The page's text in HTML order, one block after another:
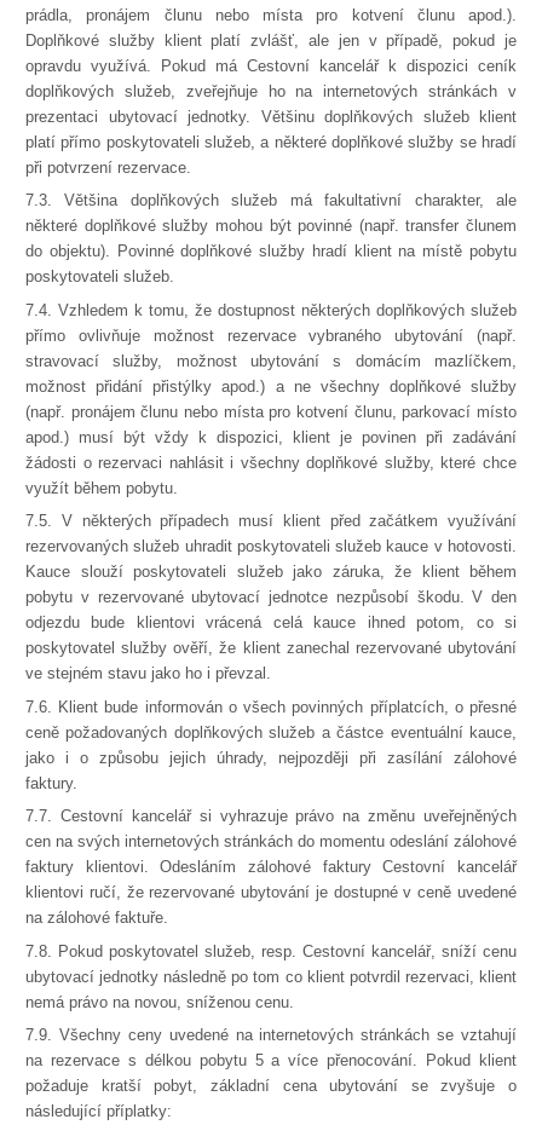
prádla, pronájem člunu nebo místa pro kotvení člunu apod.).
Doplňkové služby klient platí zvlášť, ale jen v případě, pokud je
opravdu využívá. Pokud má Cestovní kancelář k dispozici ceník
doplňkových služeb, zveřejňuje ho na internetových stránkách v
prezentaci ubytovací jednotky. Většinu doplňkových služeb klient
platí přímo poskytovateli služeb, a některé doplňkové služby se hradí
při potvrzení rezervace.
7.3. Většina doplňkových služeb má fakultativní charakter, ale
některé doplňkové služby mohou být povinné (např. transfer člunem
do objektu). Povinné doplňkové služby hradí klient na místě pobytu
poskytovateli služeb.
7.4. Vzhledem k tomu, že dostupnost některých doplňkových služeb
přímo ovlivňuje možnost rezervace vybraného ubytování (např.
stravovací služby, možnost ubytování s domácím mazlíčkem,
možnost přidání přistýlky apod.) a ne všechny doplňkové služby
(např. pronájem člunu nebo místa pro kotvení člunu, parkovací místo
apod.) musí být vždy k dispozici, klient je povinen při zadávání
žádosti o rezervaci nahlásit i všechny doplňkové služby, které chce
využít během pobytu.
7.5. V některých případech musí klient před začátkem využívání
rezervovaných služeb uhradit poskytovateli služeb kauce v hotovosti.
Kauce slouží poskytovateli služeb jako záruka, že klient během
pobytu v rezervované ubytovací jednotce nezpůsobí škodu. V den
odjezdu bude klientovi vrácená celá kauce ihned potom, co si
poskytovatel služby ověří, že klient zanechal rezervované ubytování
ve stejném stavu jako ho i převzal.
7.6. Klient bude informován o všech povinných příplatcích, o přesné
ceně požadovaných doplňkových služeb a částce eventuální kauce,
jako i o způsobu jejich úhrady, nejpozději při zasílání zálohové
faktury.
7.7. Cestovní kancelář si vyhrazuje právo na změnu uveřejněných
cen na svých internetových stránkách do momentu odeslání zálohové
faktury klientovi. Odesláním zálohové faktury Cestovní kancelář
klientovi ručí, že rezervované ubytování je dostupné v ceně uvedené
na zálohové faktuře.
7.8. Pokud poskytovatel služeb, resp. Cestovní kancelář, sníží cenu
ubytovací jednotky následně po tom co klient potvrdil rezervaci, klient
nemá právo na novou, sníženou cenu.
7.9. Všechny ceny uvedené na internetových stránkách se vztahují
na rezervace s délkou pobytu 5 a více přenocování. Pokud klient
požaduje kratší pobyt, základní cena ubytování se zvyšuje o
následující příplatky: